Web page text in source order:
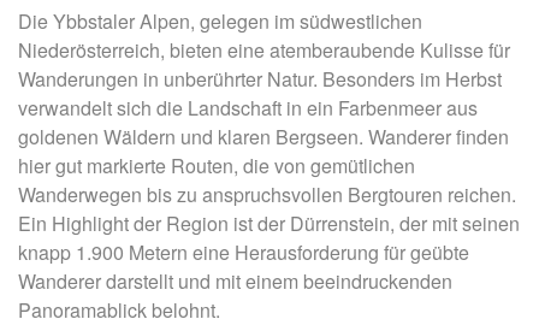
Die Ybbstaler Alpen, gelegen im südwestlichen
Niederösterreich, bieten eine atemberaubende Kulisse für
Wanderungen in unberührter Natur. Besonders im Herbst
verwandelt sich die Landschaft in ein Farbenmeer aus
goldenen Wäldern und klaren Bergseen. Wanderer finden
hier gut markierte Routen, die von gemütlichen
Wanderwegen bis zu anspruchsvollen Bergtouren reichen.
Ein Highlight der Region ist der Dürrenstein, der mit seinen
knapp 1.900 Metern eine Herausforderung für geübte
Wanderer darstellt und mit einem beeindruckenden
Panoramablick belohnt.